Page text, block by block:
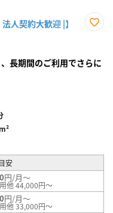
人契約大歓迎 |】
録
長期間のご利用でさらに
安
円/月～
他 44,000円～
円/月～
他 33,000円～